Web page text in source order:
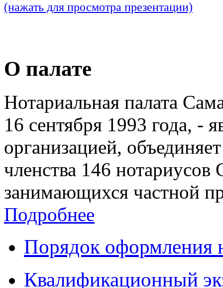
(нажать для просмотра презентации)
О палате
Нотариальная палата
16 сентября 1993 года, -
организацией,
членства 146 нотариусов
занимающихся частной
Подробнее
Порядок оформления
Квалификационный